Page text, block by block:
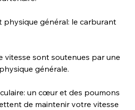
général: le carburant
vitesse sont soutenues par une
générale.
un cœur et des poumons
de maintenir votre vitesse